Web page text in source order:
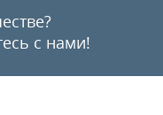
с нами!